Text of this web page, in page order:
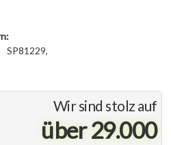
Wir sind stolz auf
über 29.000
SP81229,